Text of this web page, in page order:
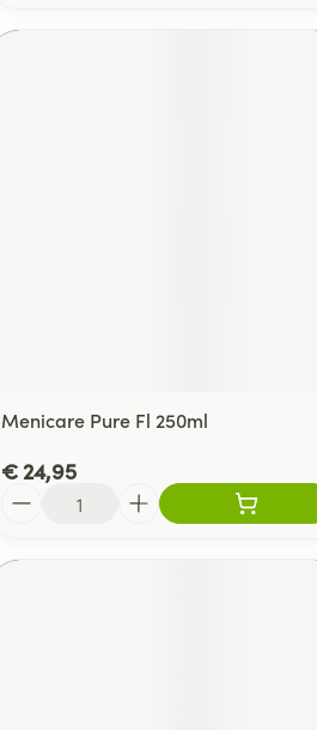
Menicare Pure Fl 250ml
€ 24,95